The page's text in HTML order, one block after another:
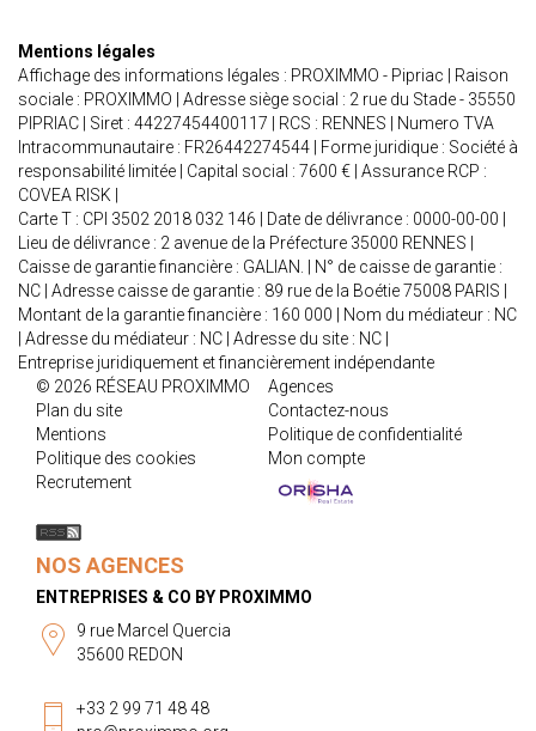
Mentions légales
Affichage des informations légales : PROXIMMO - Pipriac | Raison
sociale : PROXIMMO | Adresse siège social : 2 rue du Stade - 35550
PIPRIAC | Siret : 44227454400117 | RCS : RENNES | Numero TVA
Intracommunautaire : FR26442274544 | Forme juridique : Société à
responsabilité limitée | Capital social : 7600 € | Assurance RCP :
COVEA RISK |
Carte T : CPI 3502 2018 032 146 | Date de délivrance : 0000-00-00 |
Lieu de délivrance : 2 avenue de la Préfecture 35000 RENNES |
Caisse de garantie financière : GALIAN. | N° de caisse de garantie :
NC | Adresse caisse de garantie : 89 rue de la Boétie 75008 PARIS |
Montant de la garantie financière : 160 000 | Nom du médiateur : NC
| Adresse du médiateur : NC | Adresse du site : NC |
Entreprise juridiquement et financièrement indépendante
© 2026 RÉSEAU PROXIMMO
Agences
Plan du site
Contactez-nous
Mentions
Politique de confidentialité
Politique des cookies
Mon compte
Recrutement
NOS AGENCES
ENTREPRISES & CO BY PROXIMMO
9 rue Marcel Quercia
35600 REDON
+33 2 99 71 48 48